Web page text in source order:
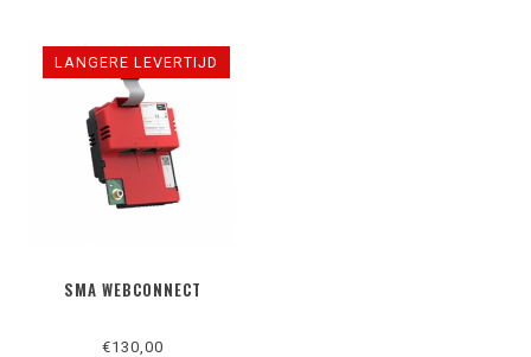
LANGERE LEVERTIJD
SMA WEBCONNECT
€130,00